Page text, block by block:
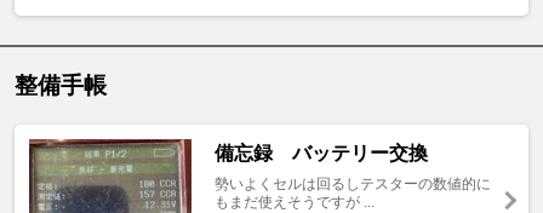
整備手帳
備忘録 バッテリー交換
勢いよくセルは回るしテスターの数値的に
もまだ使えそうですが ...